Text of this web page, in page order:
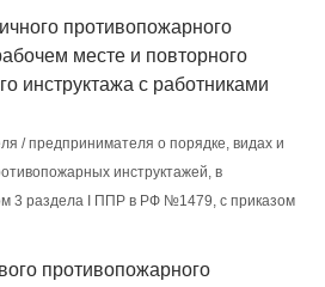
противопожарного
месте и повторного
инструктажа с работниками
/ предпринимателя о порядке, видах и
инструктажей, в
3 раздела I ППР в РФ №1479, с приказом
противопожарного